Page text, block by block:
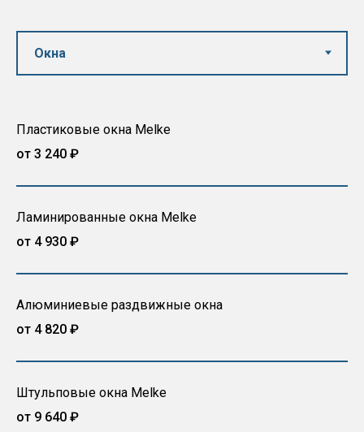
Пластиковые окна Melke
от 3 240 ₽
Ламинированные окна Melke
от 4 930 ₽
Алюминиевые раздвижные окна
от 4 820 ₽
Штульповые окна Melke
от 9 640 ₽